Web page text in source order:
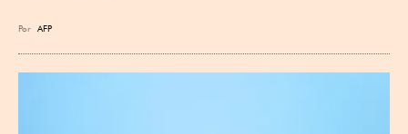
Por AFP